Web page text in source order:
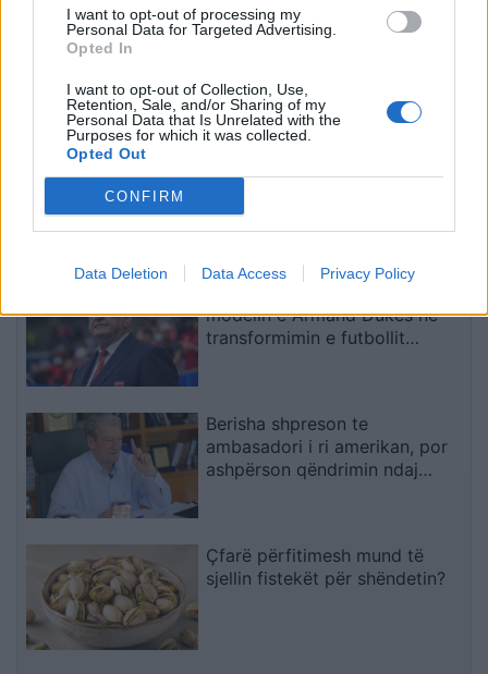
I want to opt-out of processing my
Personal Data for Targeted Advertising.
Opted In
I want to opt-out of Collection, Use,
Retention, Sale, and/or Sharing of my
Personal Data that Is Unrelated with the
Purposes for which it was collected.
Opted Out
CONFIRM
Data Deletion Data Access Privacy Policy
Konflikti në Spille rrezikoi
të përfundonte me vrasje,
kapet 31-vjeçari me
kallashnikov
Mjetet inteligjente
konstatojnë 1.100 shkelje
inspekton kontrollet në
terren
të fundit
brenda afatit 30-ditor ngre
hapat e ardhshëm
modelin e Armand Dukës në
transformimin e futbollit
Berisha shpreson te
ambasadori i ri amerikan, por
ashpërson qëndrimin ndaj
Çfarë përfitimesh mund të
sjellin fistekët për shëndetin?